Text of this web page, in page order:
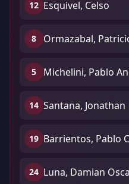
12 Esquivel, Celso
8 Ormazabal,
5 Michelini, Pablo
14 Santana, Jonathan
19 Barrientos, Pablo
24 Luna, Damian